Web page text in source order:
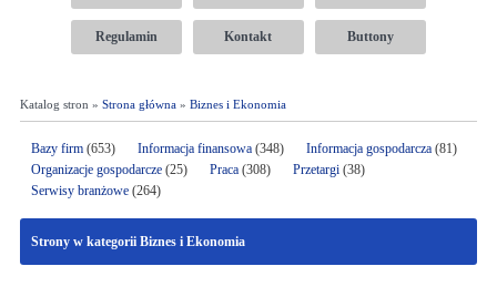
Regulamin Kontakt Buttony
Katalog stron » Strona główna» Biznes i Ekonomia
Bazy firm(653) Informacja finansowa(348) Informacja gospodarcza(81)
Organizacje gospodarcze(25) Praca(308) Przetargi(38)
Serwisy branżowe(264)
Strony w kategorii Biznes i Ekonomia